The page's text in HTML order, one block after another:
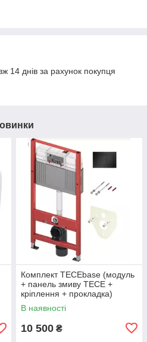
14 днів за рахунок покупця
Комплект TECEbase (модуль
+ панель змиву ТЕСЕ +
кріплення + прокладка)
В наявності
10 500 ₴